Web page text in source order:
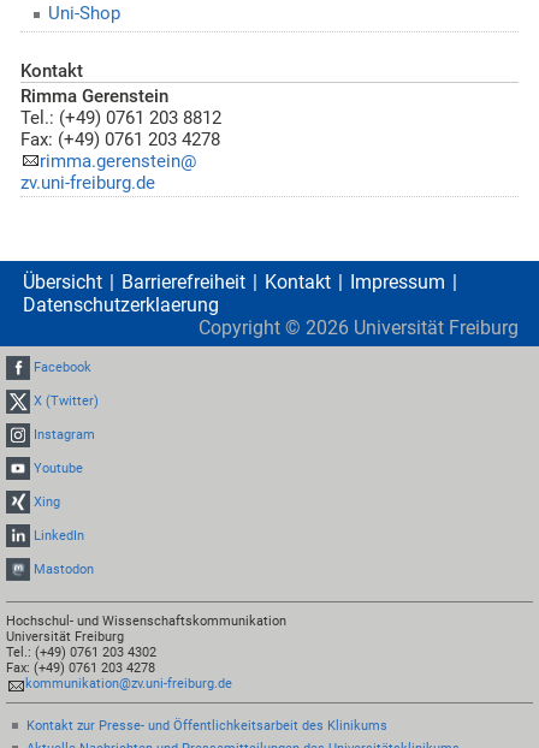
Uni-Shop
Kontakt
Rimma Gerenstein
Tel.: (+49) 0761 203 8812
Fax: (+49) 0761 203 4278
rimma.gerenstein@
zv.uni-freiburg.de
Übersicht Barrierefreiheit Kontakt
Impressum
Datenschutzerklaerung
Copyright © 2026 Universität Freiburg
Facebook
X (Twitter)
Instagram
Youtube
Xing
LinkedIn
Mastodon
Hochschul- und Wissenschaftskommunikation
Universität Freiburg
Tel.: (+49) 0761 203 4302
Fax: (+49) 0761 203 4278
kommunikation@zv.uni-freiburg.de
Kontakt zur Presse- und Öffentlichkeitsarbeit des Klinikums